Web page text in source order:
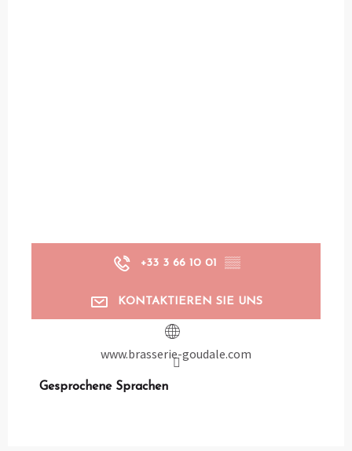
+33 3 66 10 01 ▒▒
KONTAKTIEREN SIE UNS
www.brasserie-goudale.com
Gesprochene Sprachen
Gesprochene Sprachen